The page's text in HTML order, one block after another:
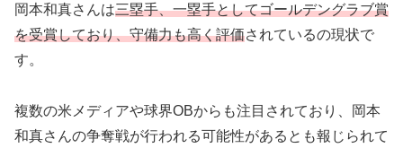
岡本和真さんは三塁手、一塁手としてゴールデングラブ賞
を受賞しており、守備力も高く評価されているの現状で
す。
複数の米メディアや球界OBからも注目されており、岡本
和真さんの争奪戦が行われる可能性があるとも報じられて